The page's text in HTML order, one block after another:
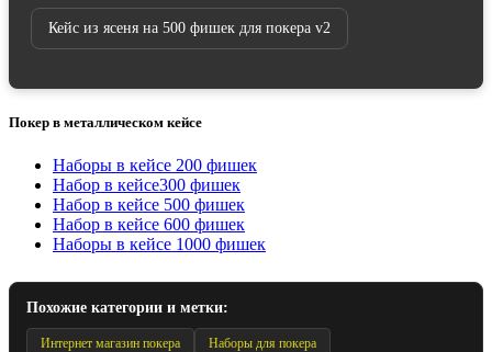
Кейс из ясеня на 500 фишек для покера v2
Покер в металлическом кейсе
Наборы в кейсе 200 фишек
Набор в кейсе300 фишек
Набор в кейсе 500 фишек
Набор в кейсе 600 фишек
Наборы в кейсе 1000 фишек
Похожие категории и метки:
Интернет магазин покера Наборы для покера